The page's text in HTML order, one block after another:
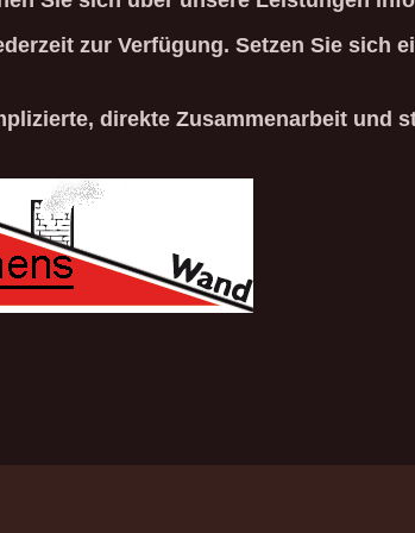
zur Verfügung. Setzen Sie sich
direkte Zusammenarbeit und